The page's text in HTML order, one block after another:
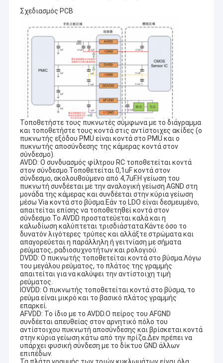
Αρχική Σελίδα
Εμφάνιση VR
Σχετικά με εμάς
Γύρος εργοστασίων
Ποιοτικός έλεγχος
επαφή
Νέα
Όλες οι περιπτώσεις
Ζητήστε ένα απόσπασμα
Ενότητες καμερών cOem
Ενότητα καμερών USB
Ενότητα καμερών MIPI
Σχεδιασμός PCB
Τοποθετήστε τους πυκνωτές σύμφωνα με το διάγραμμα
και τοποθετήστε τους κοντά στις αντίστοιχες ακίδες (ο
πυκνωτής εξόδου PMU είναι κοντά στο PMU και ο
πυκνωτής αποσύνδεσης της κάμερας κοντά στον
σύνδεσμο).
AVDD: Ο συνδυασμός φίλτρου RC τοποθετείται κοντά
στον σύνδεσμο.Τοποθετείται 0,1uF κοντά στον
σύνδεσμο, ακολουθούμενο από 4,7uF.Η γείωση του
πυκνωτή συνδέεται με την αναλογική γείωση AGND στη
μονάδα της κάμερας και συνδέεται στην κύρια γείωση
μέσω Via κοντά στο βύσμα.Εάν το LDO είναι δεσμευμένο,
απαιτείται επίσης να τοποθετηθεί κοντά στον
σύνδεσμο.Το AVDD προστατεύεται καλά και η
καλωδίωση καλύπτεται τρισδιάστατα.Κάντε όσο το
δυνατόν λιγότερες τρύπες και αλλάξτε στρώματα και
απαγορεύεται η παράλληλη ή γειτνίαση με σήματα
ρεύματος, ραδιοσυχνοτήτων και ρολογιού.
DVDD: Ο πυκνωτής τοποθετείται κοντά στο βύσμα.Λόγω
του μεγάλου ρεύματος, το πλάτος της γραμμής
απαιτείται για να καλύψει την αντίστοιχη τιμή
ρεύματος.
IOVDD: Ο πυκνωτής τοποθετείται κοντά στο βύσμα, το
ρεύμα είναι μικρό και το βασικό πλάτος γραμμής
επαρκεί.
AFVDD: Το ίδιο με το AVDD.Ο πείρος του AFGND
συνδέεται απευθείας στον αρνητικό πόλο του
αντίστοιχου πυκνωτή αποσύνδεσης και βρίσκεται κοντά
στην κύρια γείωση κάτω από την πρίζα.Δεν πρέπει να
υπάρχει φυσική σύνδεση με το δίκτυο GND άλλων
επιπέδων.
Η Co. τεχνολογίας Sinoseen Shenzhen, ΕΠΕ καθιερώθηκε το
Μάρτιο του 2009. Για δεκαετίες, Sinoseen έχει αφιερωθεί στην
παροχή των πελατών τις διάφορες προσαρμοσμένες OEM/ODM
λύσεις επεξεργασίας εικόνας CMOS από το σχέδιο και η
ανάπτυξη, που κατασκευάζει, στις μεταπωλήσεις μιας στάσης
service.we είναι βέβαια για να προσφέρει τους πελάτες με την
ανταγωνιστικότερη τιμή και την καλύτερη ποιότητα.
Αυτή τη στιγμή, τα προϊόντα μας περιλαμβάνουν στην ενότητα
καμερών USB, την ενότητα καμερών MIPI, την ενότητα καμερών
DVP, την κινητή ενότητα τηλεφωνικών καμερών, την ενότητα
καμερών σημειωματάριων, τα κάμερα ασφαλείας, τη κάμερα
αυτοκινήτων και τα έξυπνα προϊόντα καμερών ακονιών σε πολλές
διαφορετικές περιοχές όπως VR, το AR, τρισδιάστατος, το AI, τη
φορετή συσκευή, την κάσκα, τη ρομποτική γυαλιών, IoT, ιατρικό
βιομηχανικό, agrotechny, τη βιομετρική, την απεικόνιση, τη
μηχανική όραση, την όραση υπολογιστών, την ασφάλεια, κ.λπ.
Οποιοδήποτε προϊόν σχετικό με την ενότητα καμερών,μπορούμε
να βρούμε την καλύτερη λύση για σας.